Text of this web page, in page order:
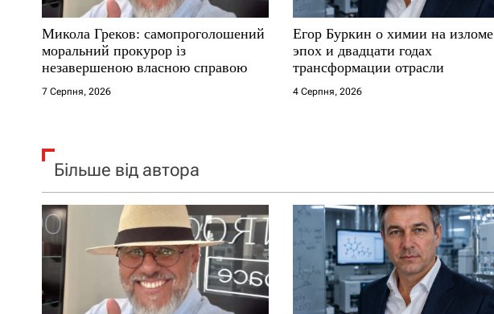
с
і
в
Микола Греков: самопроголошений
моральний прокурор із
незавершеною власною справою
7 Серпня, 2026
Егор Буркин о химии на изломе
эпох и двадцати годах
трансформации отрасли
4 Серпня, 2026
Більше від автора